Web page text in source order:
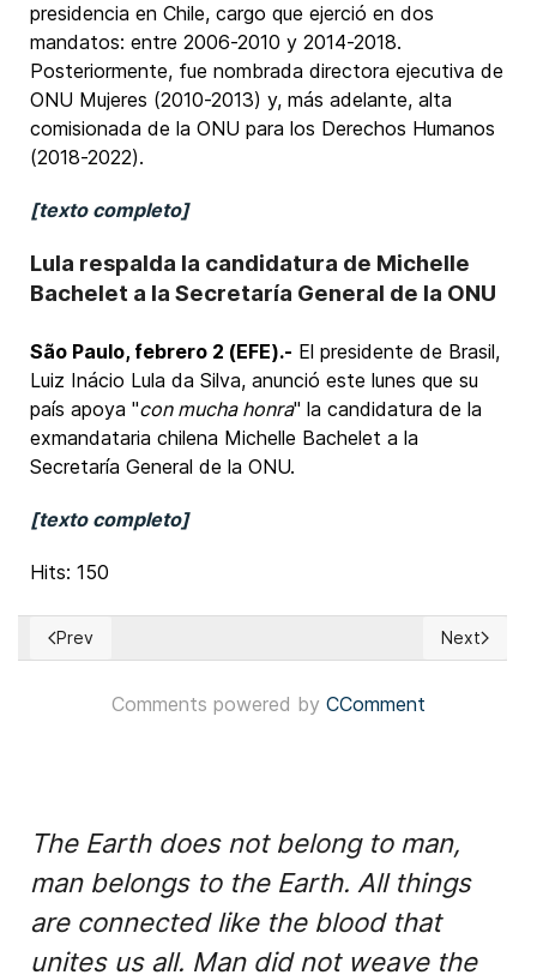
presidencia en Chile, cargo que ejerció en dos
mandatos: entre 2006-2010 y 2014-2018.
Posteriormente, fue nombrada directora ejecutiva de
ONU Mujeres (2010-2013) y, más adelante, alta
comisionada de la ONU para los Derechos Humanos
(2018-2022).
[texto completo]
Lula respalda la candidatura de Michelle
Bachelet a la Secretaría General de la ONU
São Paulo, febrero 2 (EFE).- El presidente de Brasil,
Luiz Inácio Lula da Silva, anunció este lunes que su
país apoya "con mucha honra" la candidatura de la
exmandataria chilena Michelle Bachelet a la
Secretaría General de la ONU.
[texto completo]
Hits: 150
Previous article: EUA: Candidato demócrata Taylor
Prev Next
Next
Comments powered by CComment
The Earth does not belong to man,
man belongs to the Earth. All things
are connected like the blood that
unites us all. Man did not weave the